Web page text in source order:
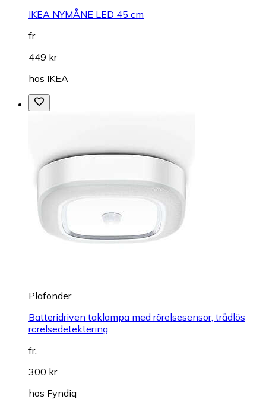
IKEA NYMÅNE LED 45 cm
fr.
449 kr
hos IKEA
Plafonder
Batteridriven taklampa med rörelsesensor, trådlös
rörelsedetektering
fr.
300 kr
hos Fyndiq